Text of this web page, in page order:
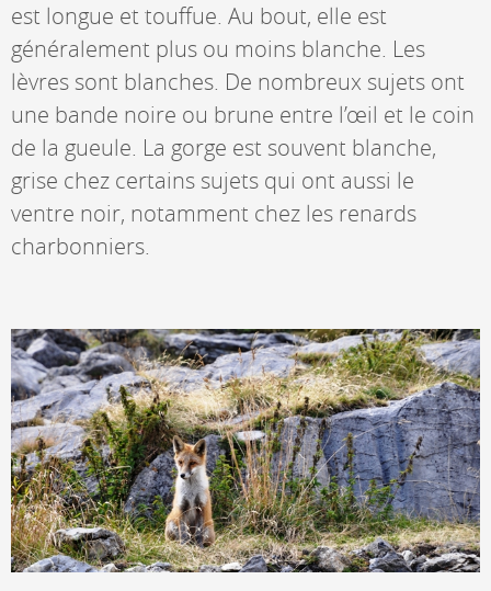
est longue et touffue. Au bout, elle est
généralement plus ou moins blanche. Les
lèvres sont blanches. De nombreux sujets ont
une bande noire ou brune entre l’œil et le coin
de la gueule. La gorge est souvent blanche,
grise chez certains sujets qui ont aussi le
ventre noir, notamment chez les renards
charbonniers.